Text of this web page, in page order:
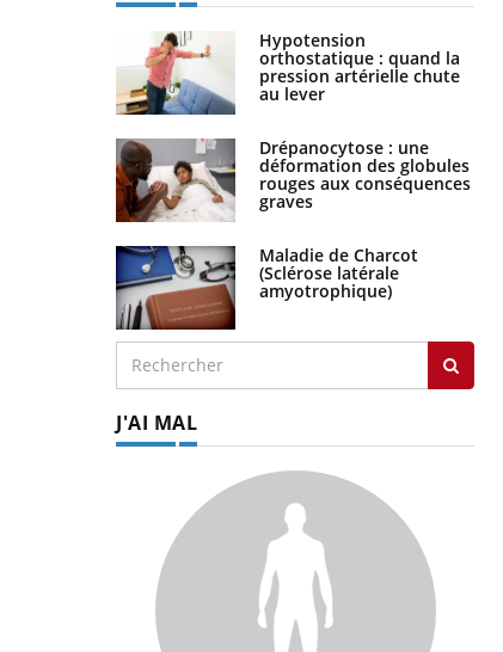
Hypotension
orthostatique : quand la
pression artérielle chute
au lever
Drépanocytose : une
déformation des globules
rouges aux conséquences
graves
Maladie de Charcot
(Sclérose latérale
amyotrophique)
J'AI MAL